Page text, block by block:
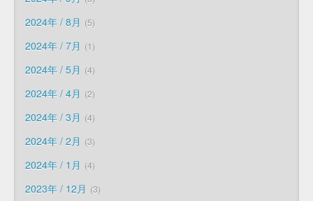
2024年 / 8月 5
2024年 / 7月 1
2024年 / 5月 4
2024年 / 4月 2
2024年 / 3月 4
2024年 / 2月 3
2024年 / 1月 4
2023年 / 12月 3